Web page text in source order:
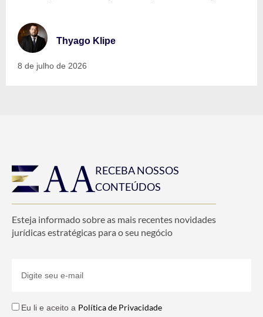
Thyago Klipe
8 de julho de 2026
RECEBA NOSSOS
CONTEÚDOS
Esteja informado sobre as mais recentes novidades
jurídicas estratégicas para o seu negócio
Eu li e aceito a Política de Privacidade